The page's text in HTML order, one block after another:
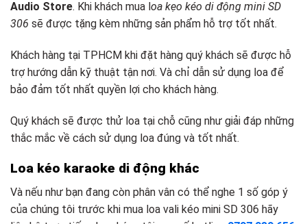
Audio Store. Khi khách mua loa kẹo kéo di động mini SD
306 sẽ được tặng kèm những sản phẩm hỗ trợ tốt nhất.
Khách hàng tại TPHCM khi đặt hàng quý khách sẽ được hỗ
trợ hướng dẫn kỹ thuật tận nơi. Và chỉ dẫn sử dụng loa để
bảo đảm tốt nhất quyền lợi cho khách hàng.
Quý khách sẽ được thử loa tại chỗ cũng như giải đáp những
thắc mắc về cách sử dụng loa đúng và tốt nhất.
Loa kéo karaoke di động khác
Và nếu như bạn đang còn phân vân có thể nghe 1 số góp ý
của chúng tôi trước khi mua loa vali kéo mini SD 306 hãy